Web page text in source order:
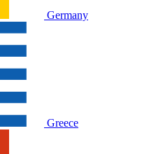
Germany
Greece